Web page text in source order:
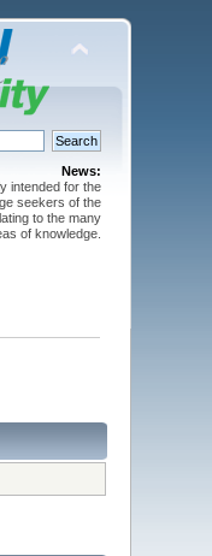
News:
intended for the
seekers of the
to the many
of knowledge.